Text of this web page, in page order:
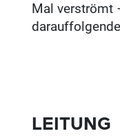
Mal verströmt
LEITUNG